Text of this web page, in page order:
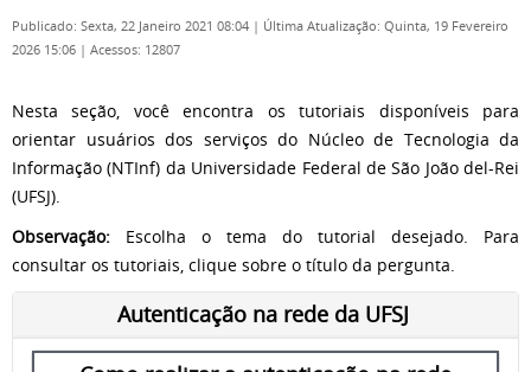
Publicado: Sexta, 22 Janeiro 2021 08:04 | Última Atualização: Quinta, 19 Fevereiro
2026 15:06 | Acessos: 12807
Nesta seção, você encontra os tutoriais disponíveis para
orientar usuários dos serviços do Núcleo de Tecnologia da
Informação (NTInf) da Universidade Federal de São João del-Rei
(UFSJ).
Observação: Escolha o tema do tutorial desejado. Para
consultar os tutoriais, clique sobre o título da pergunta.
Autenticação na rede da UFSJ